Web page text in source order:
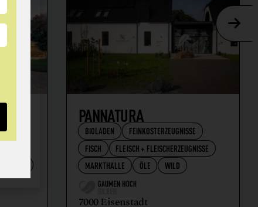
PANNATURA
BIOLADEN
FEINKOSTERZEUGNISSE
FISCH
FLEISCH + FLEISCHERZEUGNISSE
MARKTHALLE
ÖLE WILD
7000 Eisenstadt